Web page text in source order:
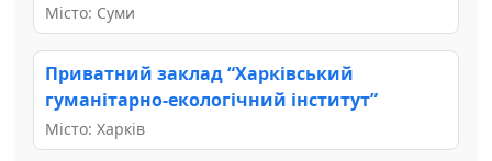
Місто: Суми
Приватний заклад “Харківський
гуманітарно-екологічний інститут”
Місто: Харків